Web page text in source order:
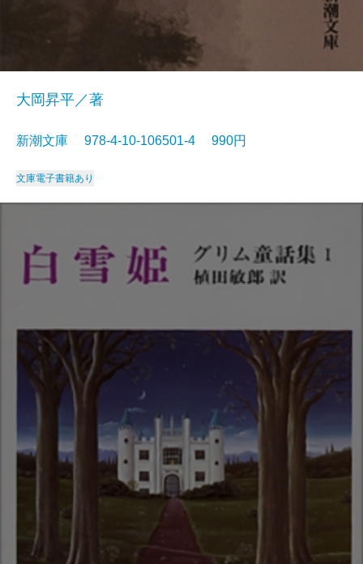
大岡昇平／著
新潮文庫 978-4-10-106501-4 990円
文庫電子書籍あり